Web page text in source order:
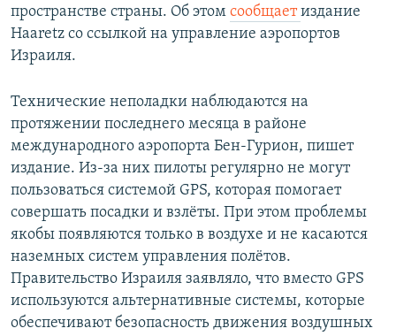
пространстве страны. Об этом сообщаетиздание
Haaretz со ссылкой на управление аэропортов
Израиля.
Технические неполадки наблюдаются на
протяжении последнего месяца в районе
международного аэропорта Бен-Гурион, пишет
издание. Из-за них пилоты регулярно не могут
пользоваться системой GPS, которая помогает
совершать посадки и взлёты. При этом проблемы
якобы появляются только в воздухе и не касаются
наземных систем управления полётов.
Правительство Израиля заявляло, что вместо GPS
используются альтернативные системы, которые
обеспечивают безопасность движения воздушных